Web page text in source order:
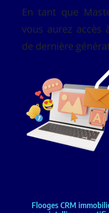
En tant que
vous aurez accès
de dernière
Flooges CRM